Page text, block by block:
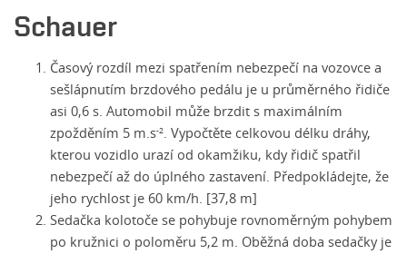
Schauer
Časový rozdíl mezi spatřením nebezpečí na vozovce a
sešlápnutím brzdového pedálu je u průměrného řidiče
asi 0,6 s. Automobil může brzdit s maximálním
zpožděním 5 m.s-2. Vypočtěte celkovou délku dráhy,
kterou vozidlo urazí od okamžiku, kdy řidič spatřil
nebezpečí až do úplného zastavení. Předpokládejte, že
jeho rychlost je 60 km/h. [37,8 m]
Sedačka kolotoče se pohybuje rovnoměrným pohybem
po kružnici o poloměru 5,2 m. Oběžná doba sedačky je